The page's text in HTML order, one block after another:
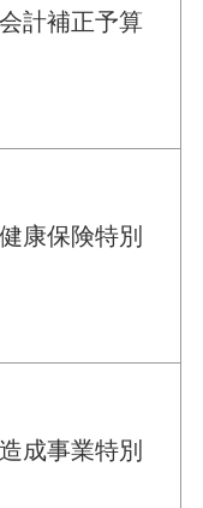
計補正予算
康保険特別
成事業特別